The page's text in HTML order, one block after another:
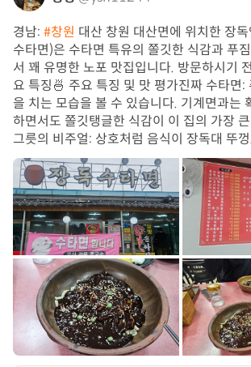
경남: #창원 대산 창원 대산면에 위치한 장
수타면)은 수타면 특유의 쫄깃한 식감과 푸
서 꽤 유명한 노포 맛집입니다. 방문하시기
요 특징 ​🍜 주요 특징 및 맛 평가 ​진짜 수타면
을 치는 모습을 볼 수 있습니다. 기계면과는
하면서도 쫄깃탱글한 식감이 이 집의 가장
그릇의 비주얼: 상호처럼 음식이 장독대 뚜